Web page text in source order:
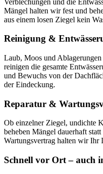
Mängel halten wir fest und
aus einem losen Ziegel kein
Reinigung &
Laub, Moos und
reinigen die gesamte
und Bewuchs von der
der Eindeckung.
Reparatur &
Ob einzelner Ziegel, undichte
beheben Mängel dauerhaft
Wartungsvertrag halten wir Ihr
Schnell vor Ort – auch